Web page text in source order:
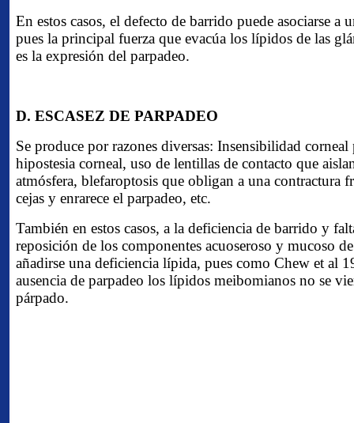
En estos casos, el defecto de barrido puede asociarse a
pues la principal fuerza que evacúa los lípidos de las
es la expresión del parpadeo.
D. ESCASEZ DE PARPADEO
Se produce por razones diversas: Insensibilidad corneal
hipostesia corneal, uso de lentillas de contacto que
atmósfera, blefaroptosis que obligan a una contractura
cejas y enrarece el parpadeo, etc.
También en estos casos, a la deficiencia de barrido y
reposición de los componentes acuoseroso y mucoso
añadirse una deficiencia lípida, pues como Chew et al
ausencia de parpadeo los lípidos meibomianos no se
párpado.